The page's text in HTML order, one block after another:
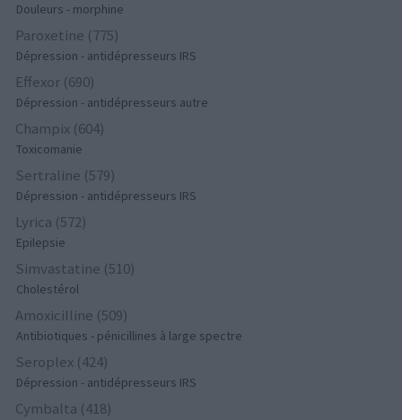
Douleurs - morphine
Paroxetine (775)
Dépression - antidépresseurs IRS
Effexor (690)
Dépression - antidépresseurs autre
Champix (604)
Toxicomanie
Sertraline (579)
Dépression - antidépresseurs IRS
Lyrica (572)
Epilepsie
Simvastatine (510)
Cholestérol
Amoxicilline (509)
Antibiotiques - pénicillines à large spectre
Seroplex (424)
Dépression - antidépresseurs IRS
Cymbalta (418)